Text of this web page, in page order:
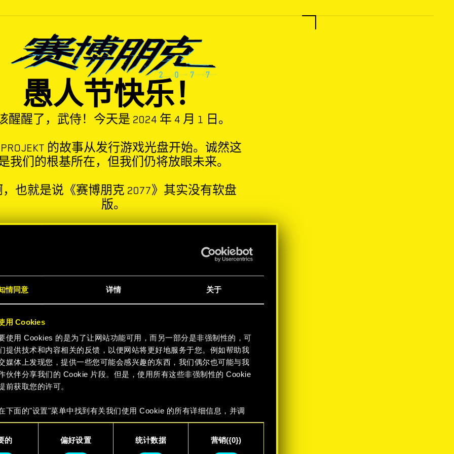
情同意 详情 关于
用 Cookies
使用 Cookies 的是为了让网站功能可用，而另一部分是非强制性的，可
提供技术和内容相关的反馈，以便网站将更好地服务于您。例如帮助我
媒体上发现您，提供一些您可能会感兴趣的东西，我们偶尔也可能与我
伙伴分享我们的 Cookie 片段。但是，使用所有这些非强制性的 Cookie
前获取您的许可。
下面的"设置"菜单中找到有关我们使用 Cookie 的所有详细信息，并调
的偏好。一旦您了解了其中的内容并准备好继续，请点击"确
的
偏好设置 统计数据 营销({0})
愚人节快乐！
醒醒了，武侍！今天是 2024 年 4 月 1 日。
PROJEKT 的故事从发行游戏光盘开始。诚然这
我们的根基所在，但我们仍将放眼未来。
，也就是说《赛博朋克 2077》其实没有软盘
版。
不妨在各大平台上看看这款游戏——安装方式
我们夜之城见！